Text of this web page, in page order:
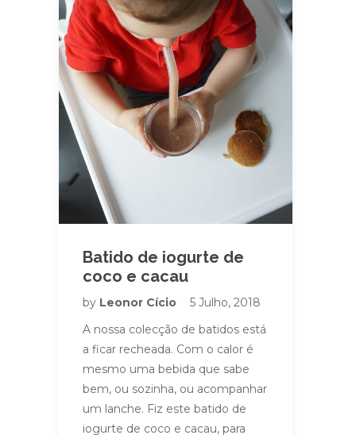
Batido de iogurte de
coco e cacau
by Leonor Cício
5 Julho, 2018
A nossa colecção de batidos está
a ficar recheada. Com o calor é
mesmo uma bebida que sabe
bem, ou sozinha, ou acompanhar
um lanche. Fiz este batido de
iogurte de coco e cacau, para